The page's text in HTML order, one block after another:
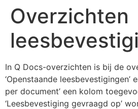
Overzichten
In Q Docs-overzichten is bij de
‘Openstaande leesbevestigingen’
per document’ een kolom
‘Leesbevestiging gevraagd op’